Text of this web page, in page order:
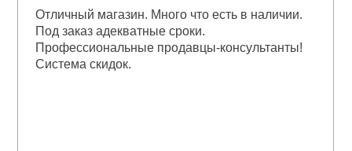
Отличный магазин. Много что есть в наличии.
Под заказ адекватные сроки.
Профессиональные продавцы-консультанты!
Система скидок.